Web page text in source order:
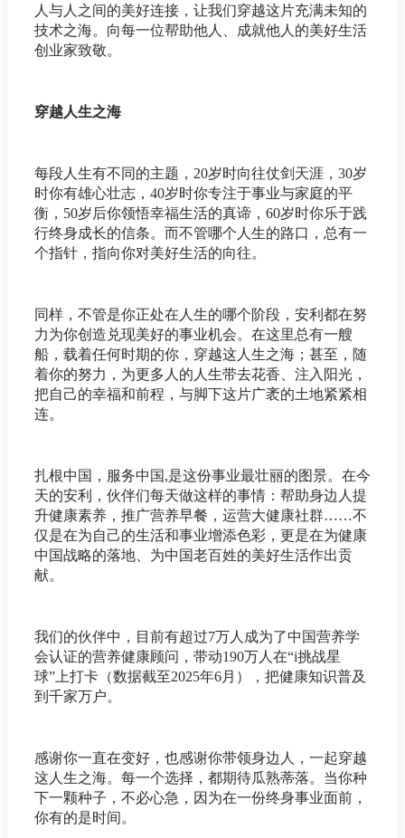
人与人之间的美好连接，让我们穿越这片充满未知的
技术之海。向每一位帮助他人、成就他人的美好生活
创业家致敬。
穿越人生之海
每段人生有不同的主题，20岁时向往仗剑天涯，30岁
时你有雄心壮志，40岁时你专注于事业与家庭的平
衡，50岁后你领悟幸福生活的真谛，60岁时你乐于践
行终身成长的信条。而不管哪个人生的路口，总有一
个指针，指向你对美好生活的向往。
同样，不管是你正处在人生的哪个阶段，安利都在努
力为你创造兑现美好的事业机会。在这里总有一艘
船，载着任何时期的你，穿越这人生之海；甚至，随
着你的努力，为更多人的人生带去花香、注入阳光，
把自己的幸福和前程，与脚下这片广袤的土地紧紧相
连。
扎根中国，服务中国,是这份事业最壮丽的图景。在今
天的安利，伙伴们每天做这样的事情：帮助身边人提
升健康素养，推广营养早餐，运营大健康社群……不
仅是在为自己的生活和事业增添色彩，更是在为健康
中国战略的落地、为中国老百姓的美好生活作出贡
献。
我们的伙伴中，目前有超过7万人成为了中国营养学
会认证的营养健康顾问，带动190万人在“i挑战星
球”上打卡（数据截至2025年6月），把健康知识普及
到千家万户。
感谢你一直在变好，也感谢你带领身边人，一起穿越
这人生之海。每一个选择，都期待瓜熟蒂落。当你种
下一颗种子，不必心急，因为在一份终身事业面前，
你有的是时间。